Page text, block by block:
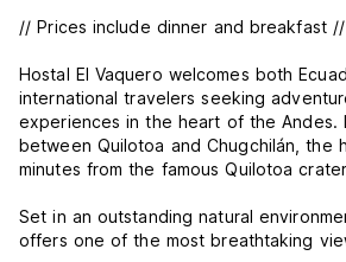
// Prices include dinner and breakfast //
Hostal El Vaquero welcomes both
international travelers seeking
experiences in the heart of the Andes.
between Quilotoa and Chugchilán, the
minutes from the famous Quilotoa
Set in an outstanding natural
offers one of the most breathtaking